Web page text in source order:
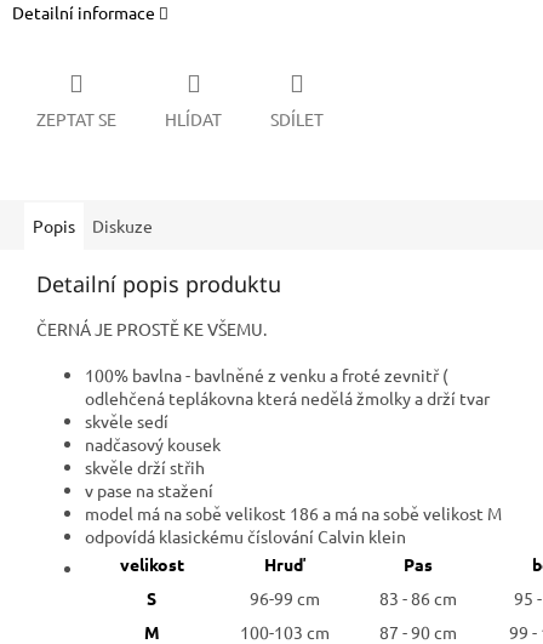
Detailní informace
ZEPTAT SE HLÍDAT SDÍLET
Popis Diskuze
Detailní popis produktu
ČERNÁ JE PROSTĚ KE VŠEMU.
100% bavlna - bavlněné z venku a froté zevnitř (
odlehčená teplákovna která nedělá žmolky a drží tvar
skvěle sedí
nadčasový kousek
skvěle drží střih
v pase na stažení
model má na sobě velikost 186 a má na sobě velikost M
odpovídá klasickému číslování Calvin klein
velikost
Hruď Pas
S
96-99 cm 83 - 86 cm
95
M
100-103 cm 87 - 90 cm
99 -